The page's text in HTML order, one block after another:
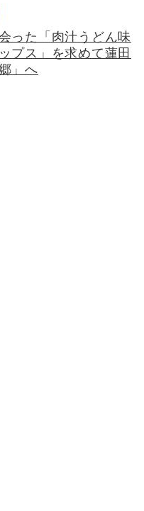
った「肉汁うどん味
プス」を求めて蓮田
」へ